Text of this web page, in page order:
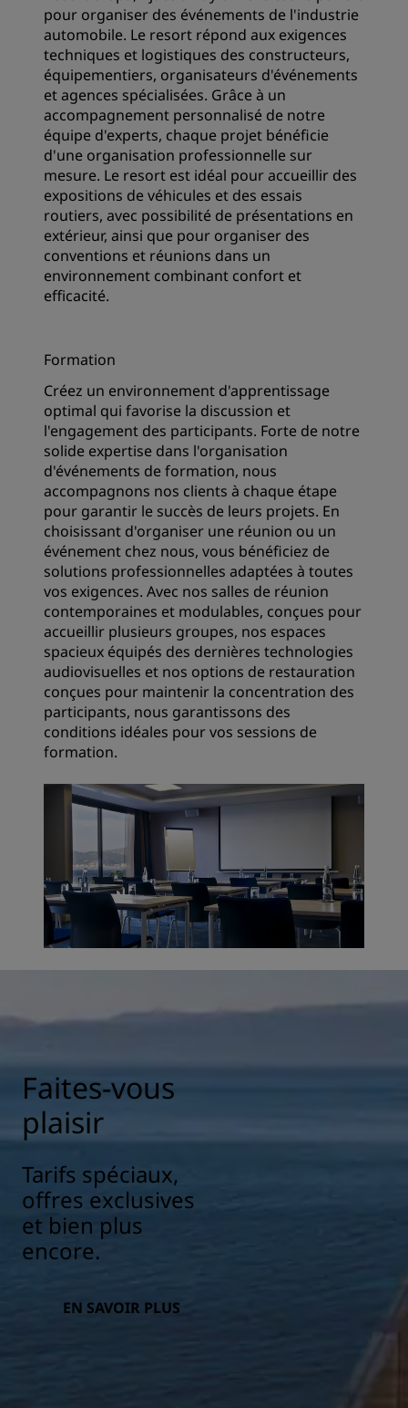
pour organiser des événements de l'industrie
automobile. Le resort répond aux exigences
techniques et logistiques des constructeurs,
équipementiers, organisateurs d'événements
et agences spécialisées. Grâce à un
accompagnement personnalisé de notre
équipe d'experts, chaque projet bénéficie
d'une organisation professionnelle sur
mesure. Le resort est idéal pour accueillir des
expositions de véhicules et des essais
routiers, avec possibilité de présentations en
extérieur, ainsi que pour organiser des
conventions et réunions dans un
environnement combinant confort et
efficacité.
Formation
Créez un environnement d'apprentissage
optimal qui favorise la discussion et
l'engagement des participants. Forte de notre
solide expertise dans l'organisation
d'événements de formation, nous
accompagnons nos clients à chaque étape
pour garantir le succès de leurs projets. En
choisissant d'organiser une réunion ou un
événement chez nous, vous bénéficiez de
solutions professionnelles adaptées à toutes
vos exigences. Avec nos salles de réunion
contemporaines et modulables, conçues pour
accueillir plusieurs groupes, nos espaces
spacieux équipés des dernières technologies
audiovisuelles et nos options de restauration
conçues pour maintenir la concentration des
participants, nous garantissons des
conditions idéales pour vos sessions de
formation.
Faites-vous
plaisir
Tarifs spéciaux,
offres exclusives
et bien plus
encore.
EN SAVOIR PLUS